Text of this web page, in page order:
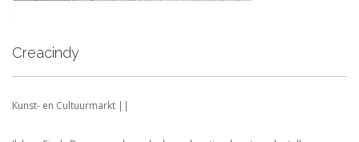
Creacindy
Kunst- en Cultuurmarkt ||